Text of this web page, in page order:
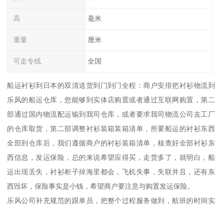
高 毫米
重量 厘米
可走专线 全国
船运衬衫到日本的双清送货到门到门全程：商户安排把衬衫物流到
乐风的船运仓库，您能够到实体店购置或者通过互联网购置，第二
部通过国内物流配运输到我司仓库，或者要求我司物流公司去工厂
的仓库取货，第二部调整衬衫装箱装箱清单，所要船运的衬衫东西
全部到仓库后，我们遵循商户的衬衫装箱清单，核查好全部衬衫东
西信息，发运保险，总的来说希望应得买，走货多了，就明白，船
运出现丢失，衬衫柜子掉海里都会，飞机失事，失联并且，还有东
西毁坏，保险事实是小钱，希望商户要注意与购置发运保险。
乐风公司补充规范的跟单员，把整个过程服务做到，航班的时间实